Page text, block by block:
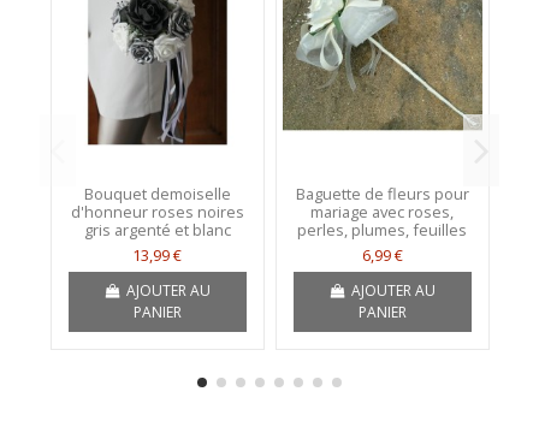
Bouquet demoiselle
d'honneur roses noires
gris argenté et blanc
13,99 €
AJOUTER AU
PANIER
Baguette de fleurs pour
mariage avec roses,
perles, plumes, feuilles
6,99 €
AJOUTER AU
PANIER